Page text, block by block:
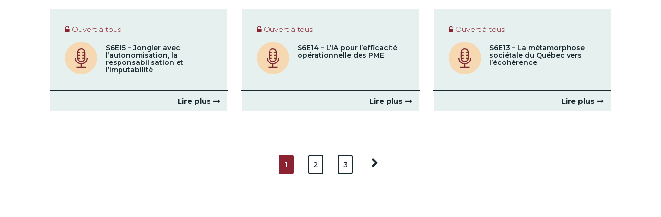
Ouvert à tous
S6E15 – Jongler avec
l’autonomisation, la
responsabilisation et
l’imputabilité
Lire plus
Ouvert à tous
S6E14 – L’IA pour l’efficacité
opérationnelle des PME
Lire plus
Ouvert à tous
S6E13 – La métamorphose
sociétale du Québec vers
l’écohérence
Lire plus
1 2 3